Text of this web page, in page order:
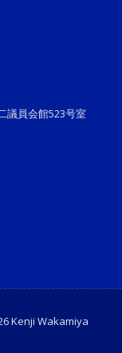
議員会館523号室
Kenji Wakamiya